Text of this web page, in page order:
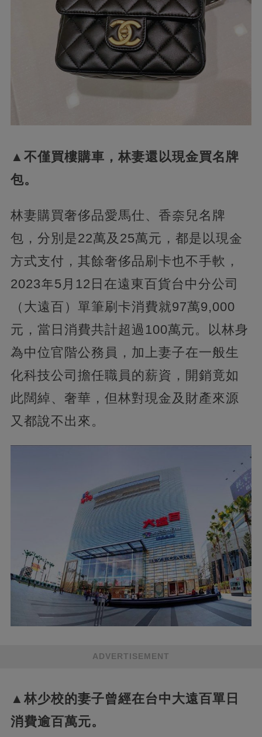
▲不僅買樓購車，林妻還以現金買名牌
包。
林妻購買奢侈品愛馬仕、香奈兒名牌
包，分別是22萬及25萬元，都是以現金
方式支付，其餘奢侈品刷卡也不手軟，
2023年5月12日在遠東百貨台中分公司
（大遠百）單筆刷卡消費就97萬9,000
元，當日消費共計超過100萬元。以林身
為中位官階公務員，加上妻子在一般生
化科技公司擔任職員的薪資，開銷竟如
此闊綽、奢華，但林對現金及財產來源
又都說不出來。
ADVERTISEMENT
▲林少校的妻子曾經在台中大遠百單日
消費逾百萬元。